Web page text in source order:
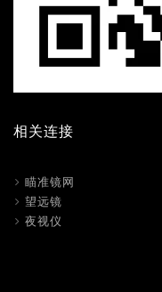
相关连接
瞄准镜网
望远镜
夜视仪